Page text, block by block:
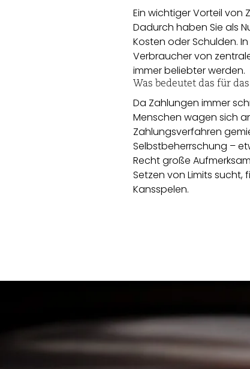
Ein wichtiger Vorteil von
Dadurch haben Sie als
Kosten oder Schulden.
Verbraucher von
immer beliebter werden.
Was bedeutet das für
Da Zahlungen immer
Menschen wagen sich
Zahlungsverfahren
Selbstbeherrschung –
Recht große
Setzen von Limits
Kansspelen.